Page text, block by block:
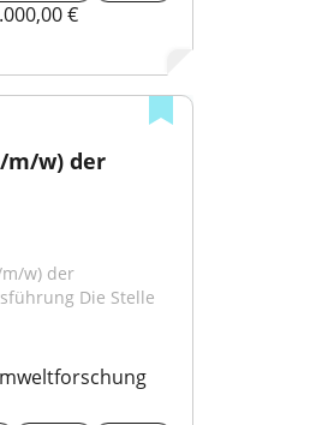
€
w) der
w) der
Die Stelle